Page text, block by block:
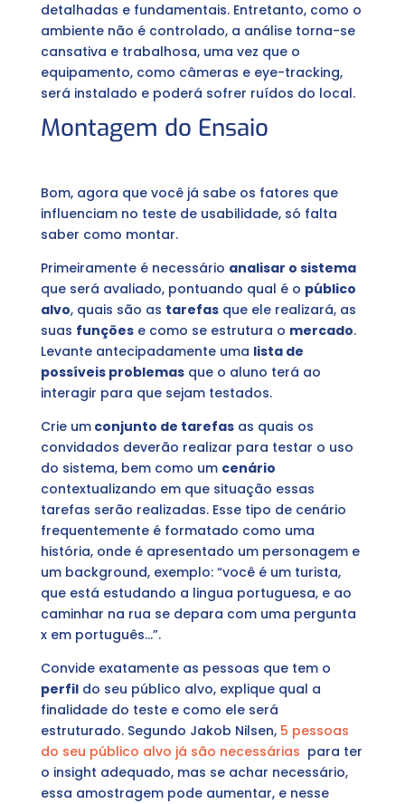
detalhadas e fundamentais. Entretanto, como o
ambiente não é controlado, a análise torna-se
cansativa e trabalhosa, uma vez que o
equipamento, como câmeras e eye-tracking,
será instalado e poderá sofrer ruídos do local.
Montagem do Ensaio
Bom, agora que você já sabe os fatores que
influenciam no teste de usabilidade, só falta
saber como montar.
Primeiramente é necessário analisar o sistema
que será avaliado, pontuando qual é o público
alvo, quais são as tarefasque ele realizará, as
suas funçõese como se estrutura o mercado.
Levante antecipadamente uma lista de
possíveis problemasque o aluno terá ao
interagir para que sejam testados.
Crie umconjunto de tarefasas quais os
convidados deverão realizar para testar o uso
do sistema, bem como um cenário
contextualizando em que situação essas
tarefas serão realizadas. Esse tipo de cenário
frequentemente é formatado como uma
história, onde é apresentado um personagem e
um background, exemplo: “você é um turista,
que está estudando a lingua portuguesa, e ao
caminhar na rua se depara com uma pergunta
x em português…”.
Convide exatamente as pessoas que tem o
perfildo seu público alvo, explique qual a
finalidade do teste e como ele será
estruturado. Segundo Jakob Nilsen, 5 pessoas
do seu público alvo já são necessárias para ter
o insight adequado, mas se achar necessário,
essa amostragem pode aumentar, e nesse